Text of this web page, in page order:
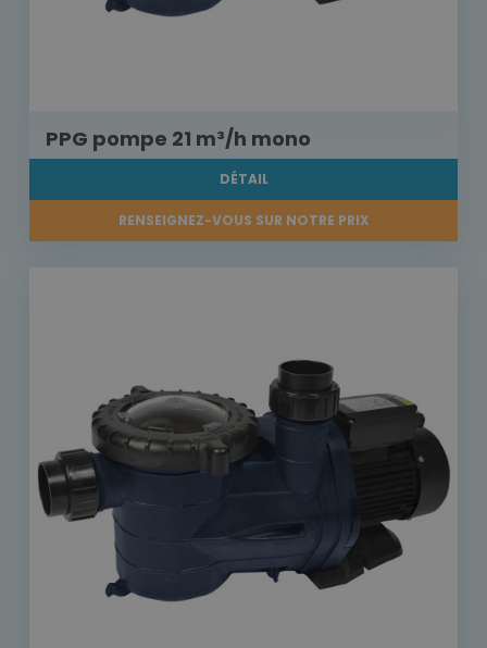
PPG pompe 21 m³/h mono
DÉTAIL
RENSEIGNEZ-VOUS SUR NOTRE PRIX